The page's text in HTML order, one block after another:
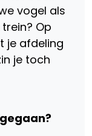
vogel als
Op
je afdeling
je toch